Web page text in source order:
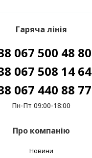
Гаряча лінія
067 500 48 80
067 508 14 64
067 440 88 77
Пн-Пт 09:00-18:00
Про компанію
Новини